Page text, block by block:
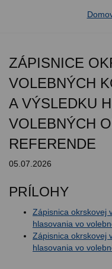
ZÁPISNICE
VOLEBNÝCH
A VÝSLEDKU
VOLEBNÝCH
REFERENDE
05.07.2026
PRÍLOHY
Zápisnica okrskovej
hlasovania vo
Zápisnica okrskovej
hlasovania vo